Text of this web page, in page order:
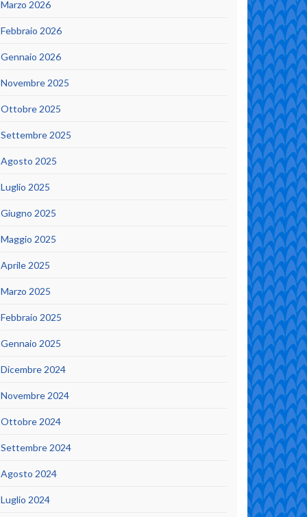
Marzo 2026
Febbraio 2026
Gennaio 2026
Novembre 2025
Ottobre 2025
Settembre 2025
Agosto 2025
Luglio 2025
Giugno 2025
Maggio 2025
Aprile 2025
Marzo 2025
Febbraio 2025
Gennaio 2025
Dicembre 2024
Novembre 2024
Ottobre 2024
Settembre 2024
Agosto 2024
Luglio 2024